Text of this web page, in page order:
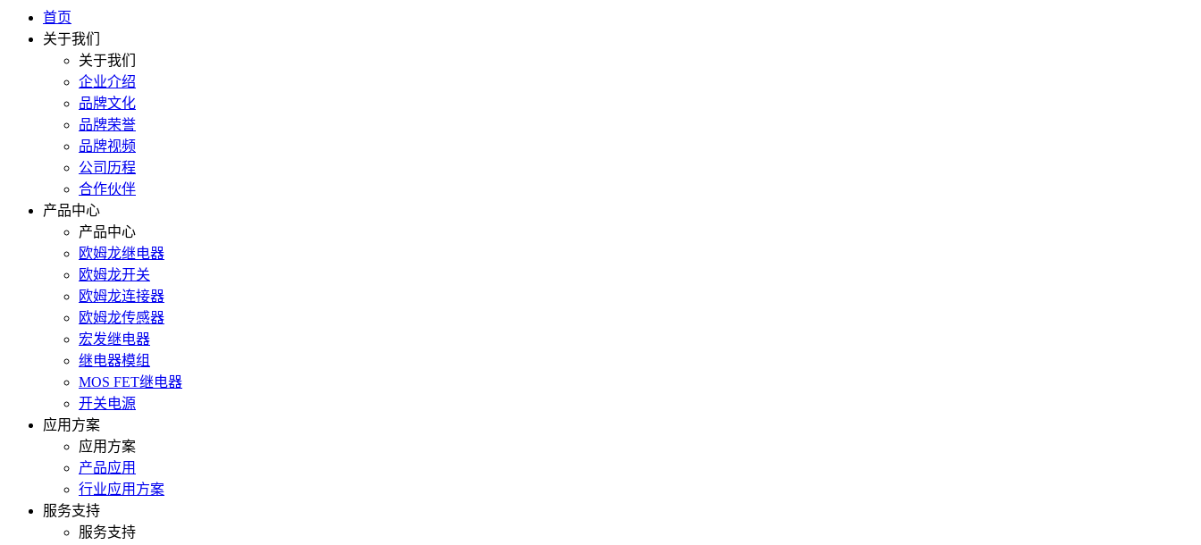
首页
关于我们
关于我们
企业介绍
品牌文化
品牌荣誉
品牌视频
公司历程
合作伙伴
产品中心
产品中心
欧姆龙继电器
欧姆龙开关
欧姆龙连接器
欧姆龙传感器
宏发继电器
继电器模组
MOS FET继电器
开关电源
应用方案
应用方案
产品应用
行业应用方案
服务支持
服务支持